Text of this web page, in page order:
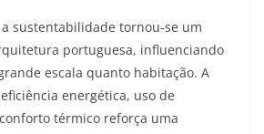
sustentabilidade tornou‑se um
portuguesa, influenciando
escala quanto habitação. A
energética, uso de
térmico reforça uma